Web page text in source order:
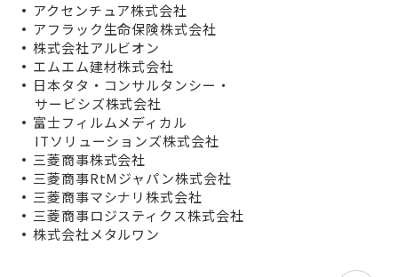
アクセンチュア株式会社
アフラック生命保険株式会社
株式会社アルビオン
エムエム建材株式会社
日本タタ・コンサルタンシー・
サービシズ株式会社
富士フィルムメディカル
ITソリューションズ株式会社
三菱商事株式会社
三菱商事RtMジャパン株式会社
三菱商事マシナリ株式会社
三菱商事ロジスティクス株式会社
株式会社メタルワン